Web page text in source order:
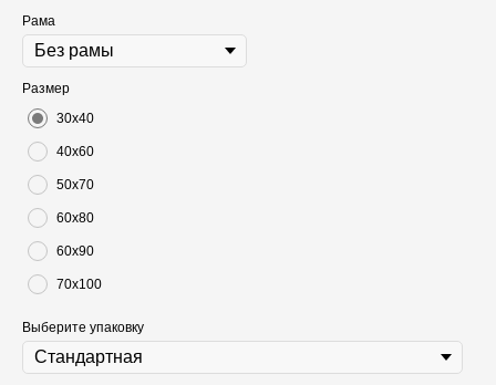
Рама
Размер
30х40
40х60
50х70
60х80
60х90
70х100
Выберите упаковку